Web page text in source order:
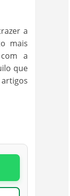
a
mais
a
que